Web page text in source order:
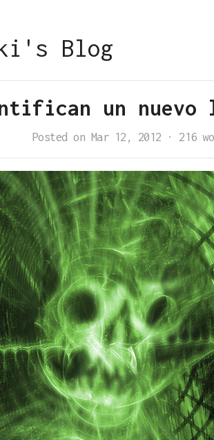
Blog
un nuevo
Posted on Mar 12, 2012 · 216